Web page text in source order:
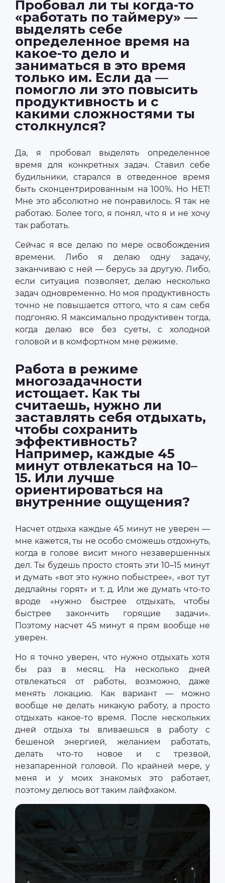
Пробовал ли ты когда-то
«работать по таймеру» —
выделять себе
определенное время на
какое-то дело и
заниматься в это время
только им. Если да —
помогло ли это повысить
продуктивность и с
какими сложностями ты
столкнулся?
Да, я пробовал выделять определенное
время для конкретных задач. Ставил себе
будильники, старался в отведенное время
быть сконцентрированным на 100%. Но НЕТ!
Мне это абсолютно не понравилось. Я так не
работаю. Более того, я понял, что я и не хочу
так работать.
Сейчас я все делаю по мере освобождения
времени. Либо я делаю одну задачу,
заканчиваю с ней — берусь за другую. Либо,
если ситуация позволяет, делаю несколько
задач одновременно. Но моя продуктивность
точно не повышается оттого, что я сам себя
подгоняю. Я максимально продуктивен тогда,
когда делаю все без суеты, с холодной
головой и в комфортном мне режиме.
Работа в режиме
многозадачности
истощает. Как ты
считаешь, нужно ли
заставлять себя отдыхать,
чтобы сохранить
эффективность?
Например, каждые 45
минут отвлекаться на 10–
15. Или лучше
ориентироваться на
внутренние ощущения?
Насчет отдыха каждые 45 минут не уверен —
мне кажется, ты не особо сможешь отдохнуть,
когда в голове висит много незавершенных
дел. Ты будешь просто стоять эти 10–15 минут
и думать «вот это нужно побыстрее», «вот тут
дедлайны горят» и т. д. Или же думать что-то
вроде «нужно быстрее отдыхать, чтобы
быстрее закончить горящие задачи».
Поэтому насчет 45 минут я прям вообще не
уверен.
Но я точно уверен, что нужно отдыхать хотя
бы раз в месяц. На несколько дней
отвлекаться от работы, возможно, даже
менять локацию. Как вариант — можно
вообще не делать никакую работу, а просто
отдыхать какое-то время. После нескольких
дней отдыха ты вливаешься в работу с
бешеной энергией, желанием работать,
делать что-то новое и с трезвой,
незапаренной головой. По крайней мере, у
меня и у моих знакомых это работает,
поэтому делюсь вот таким лайфхаком.